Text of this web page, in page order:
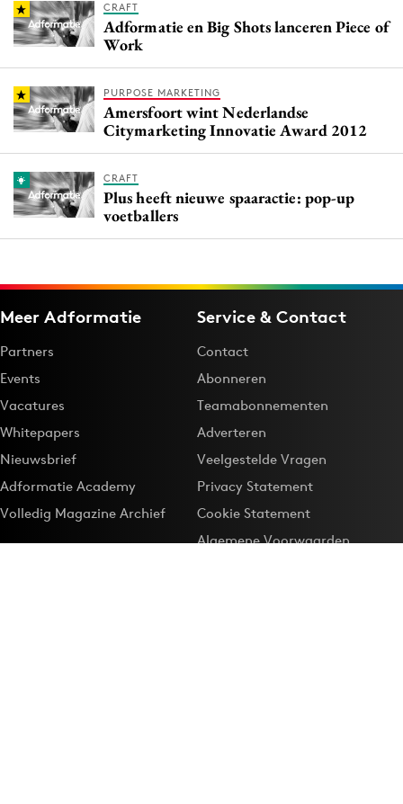
CRAFT
Adformatie en Big Shots lanceren Piece of
Work
PURPOSE MARKETING
Amersfoort wint Nederlandse
Citymarketing Innovatie Award 2012
CRAFT
Plus heeft nieuwe spaaractie: pop-up
voetballers
Meer Adformatie
Partners
Events
Vacatures
Whitepapers
Nieuwsbrief
Adformatie Academy
Volledig Magazine Archief
Service & Contact
Contact
Abonneren
Teamabonnementen
Adverteren
Veelgestelde Vragen
Privacy Statement
Cookie Statement
Algemene Voorwaarden